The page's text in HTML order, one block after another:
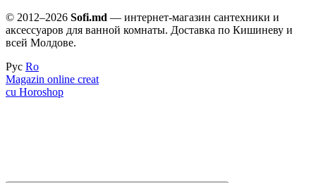
© 2012–2026 Sofi.md — интернет-магазин сантехники и
аксессуаров для ванной комнаты. Доставка по Кишиневу и
всей Молдове.
Рус Ro
Magazin online creat
cu Horoshop